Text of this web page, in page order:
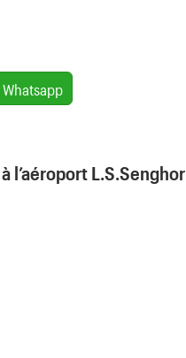
Whatsapp
l’aéroport L.S.Senghor